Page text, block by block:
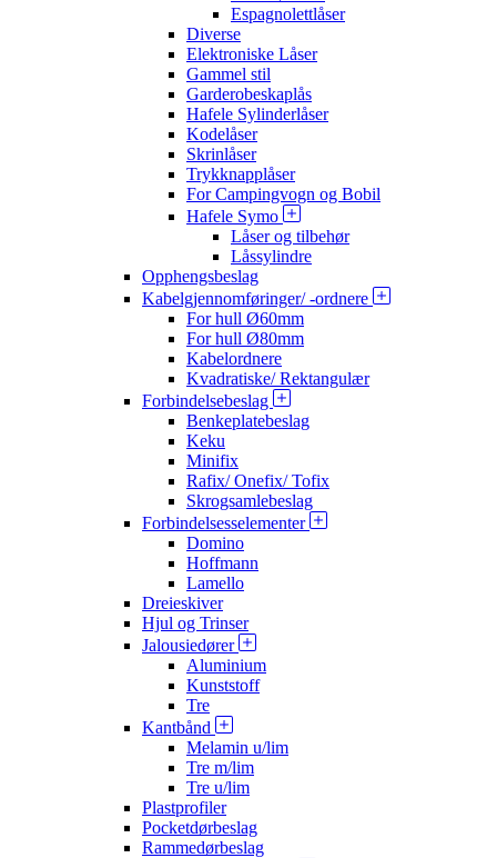
Espagnolettlåser
Diverse
Elektroniske Låser
Gammel stil
Garderobeskaplås
Hafele Sylinderlåser
Kodelåser
Skrinlåser
Trykknapplåser
For Campingvogn og Bobil
Hafele Symo
Låser og tilbehør
Låssylindre
Opphengsbeslag
Kabelgjennomføringer/ -ordnere
For hull Ø60mm
For hull Ø80mm
Kabelordnere
Kvadratiske/ Rektangulær
Forbindelsebeslag
Benkeplatebeslag
Keku
Minifix
Rafix/ Onefix/ Tofix
Skrogsamlebeslag
Forbindelsesselementer
Domino
Hoffmann
Lamello
Dreieskiver
Hjul og Trinser
Jalousiedører
Aluminium
Kunststoff
Tre
Kantbånd
Melamin u/lim
Tre m/lim
Tre u/lim
Plastprofiler
Pocketdørbeslag
Rammedørbeslag